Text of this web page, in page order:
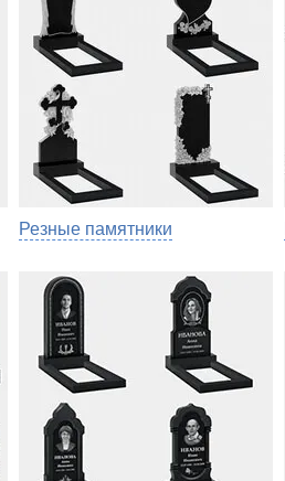
Резные памятники